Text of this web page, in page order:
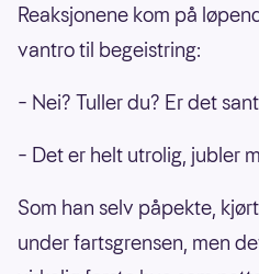
Reaksjonene kom på
vantro til begeistring:
– Nei? Tuller du? Er det
– Det er helt utrolig, jubler
Som han selv påpekte,
under fartsgrensen, men